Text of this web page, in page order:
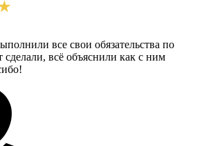
все свои обязательства по
сделали, всё объяснили как с ним